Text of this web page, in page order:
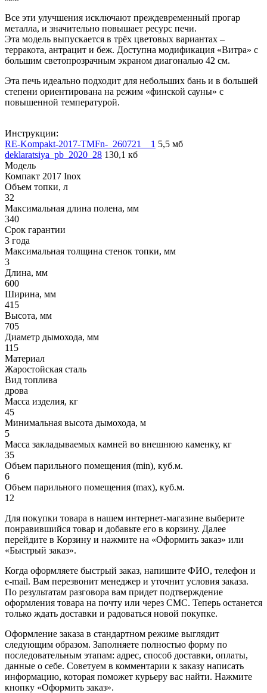
Все эти улучшения исключают преждевременный прогар
металла, и значительно повышает ресурс печи.
Эта модель выпускается в трёх цветовых вариантах –
терракота, антрацит и беж. Доступна модификация «Витра» с
большим светопрозрачным экраном диагональю 42 см.
Эта печь идеально подходит для небольших бань и в большей
степени ориентирована на режим «финской сауны» с
повышенной температурой.
Инструкции:
RE-Kompakt-2017-TMFn-_260721__1 5,5 мб
deklaratsiya_pb_2020_28 130,1 кб
Модель
Компакт 2017 Inox
Объем топки, л
32
Максимальная длина полена, мм
340
Срок гарантии
3 года
Максимальная толщина стенок топки, мм
3
Длина, мм
600
Ширина, мм
415
Высота, мм
705
Диаметр дымохода, мм
115
Материал
Жаростойская сталь
Вид топлива
дрова
Масса изделия, кг
45
Минимальная высота дымохода, м
5
Масса закладываемых камней во внешнюю каменку, кг
35
Объем парильного помещения (min), куб.м.
6
Объем парильного помещения (max), куб.м.
12
Для покупки товара в нашем интернет-магазине выберите
понравившийся товар и добавьте его в корзину. Далее
перейдите в Корзину и нажмите на «Оформить заказ» или
«Быстрый заказ».
Когда оформляете быстрый заказ, напишите ФИО, телефон и
e-mail. Вам перезвонит менеджер и уточнит условия заказа.
По результатам разговора вам придет подтверждение
оформления товара на почту или через СМС. Теперь останется
только ждать доставки и радоваться новой покупке.
Оформление заказа в стандартном режиме выглядит
следующим образом. Заполняете полностью форму по
последовательным этапам: адрес, способ доставки, оплаты,
данные о себе. Советуем в комментарии к заказу написать
информацию, которая поможет курьеру вас найти. Нажмите
кнопку «Оформить заказ».